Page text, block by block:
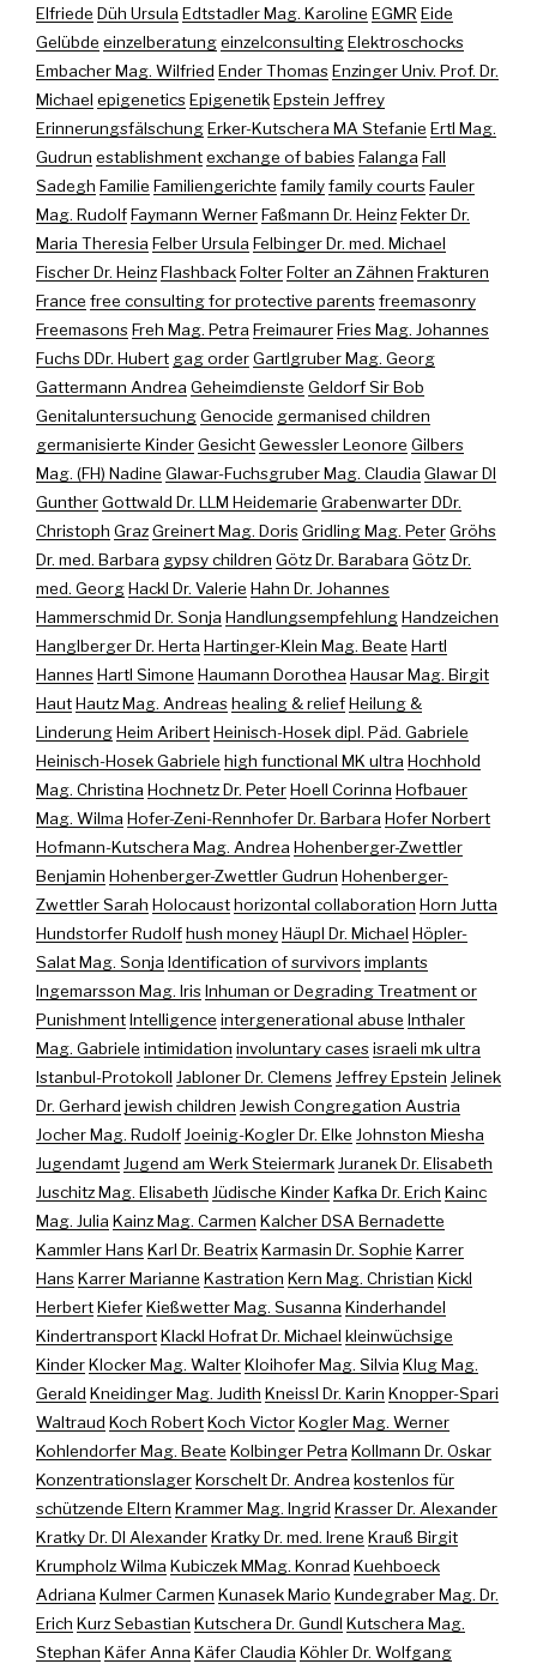
Elfriede Düh Ursula Edtstadler Mag. Karoline EGMR Eide
Gelübde einzelberatungeinzelconsultingElektroschocks
Embacher Mag. Wilfried Ender ThomasEnzinger Univ. Prof. Dr.
Michael epigeneticsEpigenetikEpstein Jeffrey
ErinnerungsfälschungErker-Kutschera MA Stefanie Ertl Mag.
Gudrun establishmentexchange of babiesFalanga Fall
Sadegh Familie Familiengerichte familyfamily courtsFauler
Mag. RudolfFaymann WernerFaßmann Dr. HeinzFekter Dr.
Maria Theresia Felber Ursula Felbinger Dr. med. Michael
Fischer Dr. HeinzFlashbackFolterFolter an Zähnen Frakturen
France free consulting for protective parentsfreemasonry
FreemasonsFreh Mag. Petra FreimaurerFries Mag. Johannes
Fuchs DDr. Hubert gag orderGartlgruber Mag. Georg
Gattermann Andrea Geheimdienste Geldorf Sir Bob
GenitaluntersuchungGenocide germanised children
germanisierte KinderGesichtGewessler Leonore Gilbers
Mag. (FH) Nadine Glawar-Fuchsgruber Mag. Claudia Glawar DI
GuntherGottwald Dr. LLM Heidemarie Grabenwarter DDr.
Christoph GrazGreinert Mag. DorisGridling Mag. PeterGröhs
Dr. med. Barbara gypsy children Götz Dr. Barabara Götz Dr.
med. GeorgHackl Dr. Valerie Hahn Dr. Johannes
Hammerschmid Dr. Sonja HandlungsempfehlungHandzeichen
Hanglberger Dr. Herta Hartinger-Klein Mag. Beate Hartl
HannesHartl Simone Haumann Dorothea Hausar Mag. Birgit
HautHautz Mag. Andreashealing & reliefHeilung &
LinderungHeim AribertHeinisch-Hosek dipl. Päd. Gabriele
Heinisch-Hosek Gabriele high functional MK ultra Hochhold
Mag. Christina Hochnetz Dr. PeterHoell Corinna Hofbauer
Mag. Wilma Hofer-Zeni-Rennhofer Dr. Barbara Hofer Norbert
Hofmann-Kutschera Mag. Andrea Hohenberger-Zwettler
Benjamin Hohenberger-Zwettler Gudrun Hohenberger-
Zwettler Sarah Holocausthorizontal collaboration Horn Jutta
Hundstorfer Rudolfhush moneyHäupl Dr. Michael Höpler-
Salat Mag. Sonja Identification of survivorsimplants
Ingemarsson Mag. IrisInhuman or Degrading Treatment or
PunishmentIntelligence intergenerational abuse Inthaler
Mag. Gabriele intimidation involuntary casesisraeli mk ultra
Istanbul-Protokoll Jabloner Dr. ClemensJeffrey Epstein Jelinek
Dr. Gerhard jewish children Jewish Congregation Austria
Jocher Mag. RudolfJoeinig-Kogler Dr. Elke Johnston Miesha
JugendamtJugend am Werk SteiermarkJuranek Dr. Elisabeth
Juschitz Mag. Elisabeth Jüdische KinderKafka Dr. Erich Kainc
Mag. Julia Kainz Mag. Carmen Kalcher DSA Bernadette
Kammler HansKarl Dr. BeatrixKarmasin Dr. Sophie Karrer
HansKarrer Marianne Kastration Kern Mag. Christian Kickl
HerbertKieferKießwetter Mag. Susanna Kinderhandel
KindertransportKlackl Hofrat Dr. Michael kleinwüchsige
KinderKlocker Mag. WalterKloihofer Mag. Silvia Klug Mag.
Gerald Kneidinger Mag. Judith Kneissl Dr. Karin Knopper-Spari
Waltraud Koch RobertKoch VictorKogler Mag. Werner
Kohlendorfer Mag. Beate Kolbinger Petra Kollmann Dr. Oskar
KonzentrationslagerKorschelt Dr. Andrea kostenlos für
schützende Eltern Krammer Mag. Ingrid Krasser Dr. Alexander
Kratky Dr. DI AlexanderKratky Dr. med. Irene Krauß Birgit
Krumpholz Wilma Kubiczek MMag. Konrad Kuehboeck
Adriana Kulmer Carmen Kunasek Mario Kundegraber Mag. Dr.
Erich Kurz Sebastian Kutschera Dr. Gundl Kutschera Mag.
Stephan Käfer Anna Käfer Claudia Köhler Dr. Wolfgang